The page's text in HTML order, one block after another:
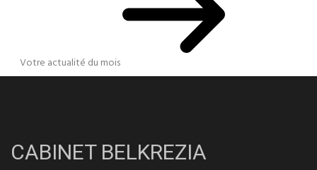
Votre actualité du mois
CABINET BELKREZIA